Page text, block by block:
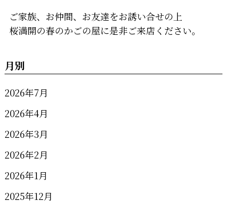
ご家族、お仲間、お友達をお誘い合せの上
桜満開の春のかごの屋に是非ご来店ください。
月別
2026年7月
2026年4月
2026年3月
2026年2月
2026年1月
2025年12月